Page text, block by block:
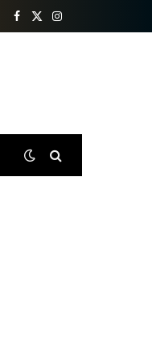
Facebook
X
Instagram